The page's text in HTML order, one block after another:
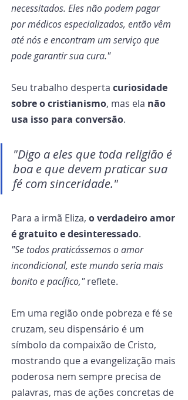
necessitados. Eles não podem pagar
por médicos especializados, então vêm
até nós e encontram um serviço que
pode garantir sua cura."
Seu trabalho desperta curiosidade
sobre o cristianismo, mas ela não
usa isso para conversão.
"Digo a eles que toda religião é
boa e que devem praticar sua
fé com sinceridade."
Para a irmã Eliza, o verdadeiro amor
é gratuito e desinteressado.
"Se todos praticássemos o amor
incondicional, este mundo seria mais
bonito e pacífico," reflete.
Em uma região onde pobreza e fé se
cruzam, seu dispensário é um
símbolo da compaixão de Cristo,
mostrando que a evangelização mais
poderosa nem sempre precisa de
palavras, mas de ações concretas de